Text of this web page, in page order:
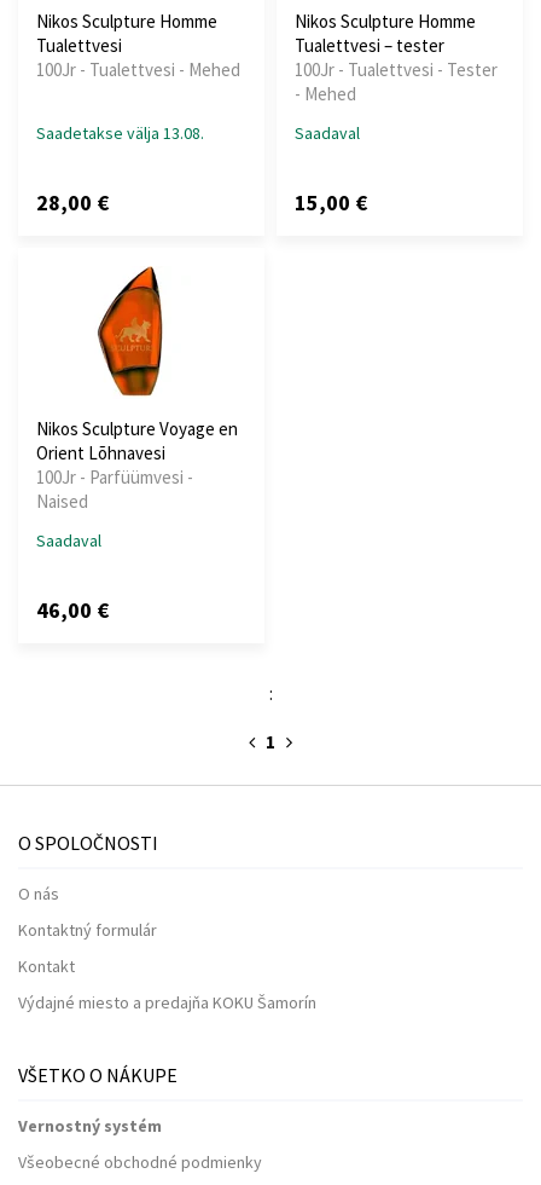
Nikos Sculpture Homme
Tualettvesi
100Jr - Tualettvesi - Mehed
Saadetakse välja 13.08.
28,00 €
Nikos Sculpture Homme
Tualettvesi – tester
100Jr - Tualettvesi - Tester
- Mehed
Saadaval
15,00 €
Nikos Sculpture Voyage en
Orient Lõhnavesi
100Jr - Parfüümvesi -
Naised
Saadaval
46,00 €
:
1
O SPOLOČNOSTI
O nás
Kontaktný formulár
Kontakt
Výdajné miesto a predajňa KOKU Šamorín
VŠETKO O NÁKUPE
Vernostný systém
Všeobecné obchodné podmienky